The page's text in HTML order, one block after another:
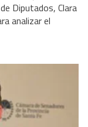
Diputados, Clara
analizar el